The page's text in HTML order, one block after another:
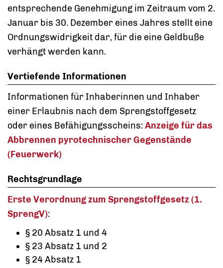
entsprechende Genehmigung im Zeitraum vom 2.
Januar bis 30. Dezember eines Jahres stellt eine
Ordnungswidrigkeit dar, für die eine Geldbuße
verhängt werden kann.
Vertiefende Informationen
Informationen für Inhaberinnen und Inhaber
einer Erlaubnis nach dem Sprengstoffgesetz
oder eines Befähigungsscheins: Anzeige für das
Abbrennen pyrotechnischer Gegenstände
(Feuerwerk)
Rechtsgrundlage
Erste Verordnung zum Sprengstoffgesetz (1.
SprengV):
§ 20 Absatz 1 und 4
§ 23 Absatz 1 und 2
§ 24 Absatz 1